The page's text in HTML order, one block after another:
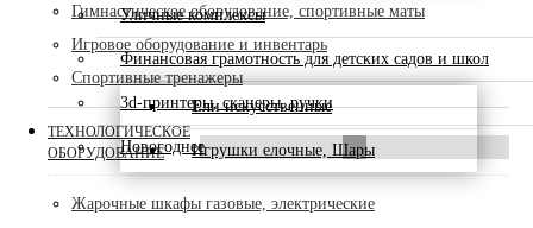
Уличные комплексы
Финансовая грамотность для детских садов и школ
3d-принтеры, сканеры, ручки
Новогоднее
Ели искусственные
Игрушки елочные, Шары
Гимнастическое оборудование, спортивные маты
Игровое оборудование и инвентарь
Спортивные тренажеры
ТЕХНОЛОГИЧЕСКОЕ
ОБОРУДОВАНИЕ
Жарочные шкафы газовые, электрические